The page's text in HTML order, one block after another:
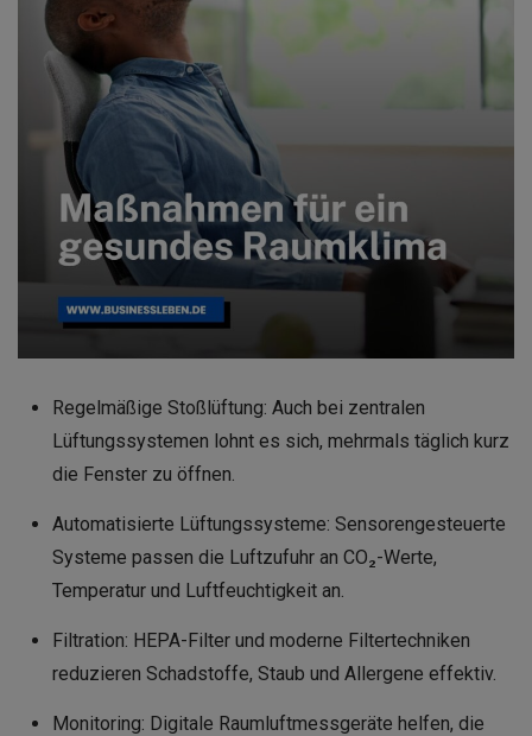
Regelmäßige Stoßlüftung: Auch bei zentralen
Lüftungssystemen lohnt es sich, mehrmals täglich kurz
die Fenster zu öffnen.
Automatisierte Lüftungssysteme: Sensorengesteuerte
Systeme passen die Luftzufuhr an CO₂-Werte,
Temperatur und Luftfeuchtigkeit an.
Filtration: HEPA-Filter und moderne Filtertechniken
reduzieren Schadstoffe, Staub und Allergene effektiv.
Monitoring: Digitale Raumluftmessgeräte helfen, die